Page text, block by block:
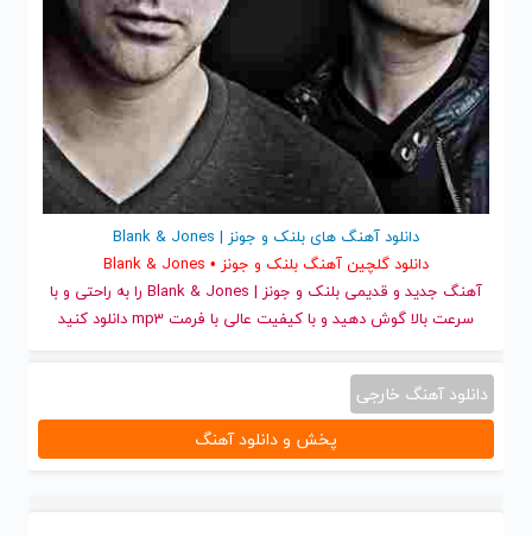
دانلود آهنگ های بلنک و جونز | Blank & Jones
دانلود گلچین آهنگ بلنک و جونز • Blank & Jones
آهنگ جدید
و قدیمی بلنک و جونز | Blank & Jones را به راحتی و با
سرعت بالا گوش دهید و با کیفیت عالی با فرمت mp3 دانلود کنید
دانلود آهنگ خارجی
پخش و دانلود آهنگ